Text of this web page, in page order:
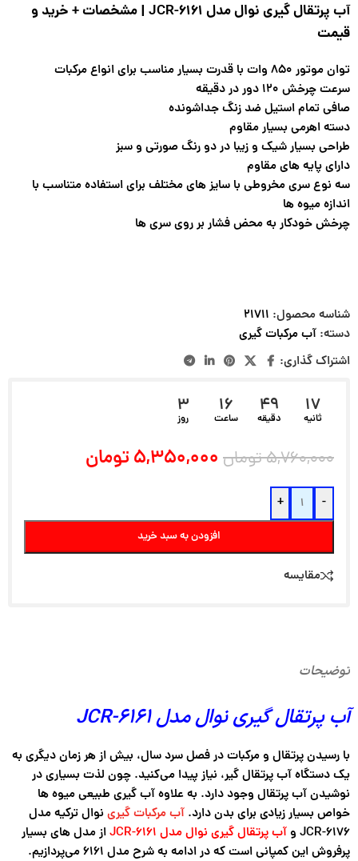
آب پرتقال گیری نوال مدل JCR-6161 | مشخصات + خرید و
قیمت
توان موتور ۸۵۰ وات با قدرت بسیار مناسب برای انواع مرکبات
سرعت چرخش ۱۲۰ دور در دقیقه
صافی تمام استیل ضد زنگ جداشونده
دسته اهرمی بسیار مقاوم
طراحی بسیار شیک و زیبا در دو رنگ صورتی و سبز
دارای پایه های مقاوم
سه نوع سری مخروطی با سایز های مختلف برای استفاده متناسب با
اندازه میوه ها
چرخش خودکار به محض فشار بر روی سری ها
شناسه محصول: ۲۱۷۱۱
دسته: آب مرکبات گیری
اشتراک گذاری:
3
روز
16
ساعت
49
دقیقه
16
ثانیه
۵,۷۶۰,۰۰۰تومان ۵,۳۵۰,۰۰۰تومان
-
+
افزودن به سبد خرید
مقایسه
توضیحات
آب پرتقال گیری نوال مدل JCR-6161
با رسیدن پرتقال و مرکبات در فصل سرد سال، بیش از هر زمان دیگری به
یک دستگاه آب پرتقال گیر، نیاز پیدا می‌کنید. چون لذت بسیاری در
نوشیدن آب پرتقال وجود دارد. به علاوه آب گیری طبیعی میوه ها
خواص بسیار زیادی برای بدن دارد. آب مرکبات گیری نوال ترکیه مدل
JCR-6176 و
آب پرتقال گیری نوال مدل JCR-6161
از مدل های بسیار
پرفروش این کمپانی است که در ادامه به شرح مدل ۶۱۶۱ می‌پردازیم.